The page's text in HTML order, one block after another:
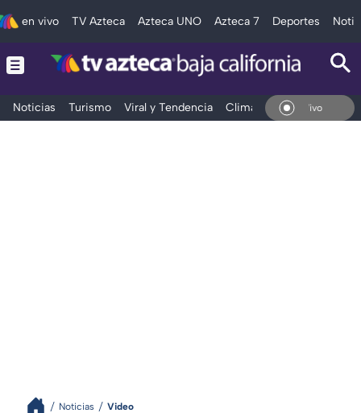
en vivo TV Azteca Azteca UNO Azteca 7 Deportes
Noticias Turismo Viral y Tendencia Clima Deportes
En Vivo
Noticias Video